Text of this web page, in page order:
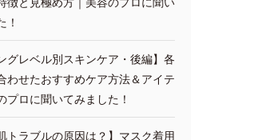
！
グレベル別スキンケア・後編】各
わせたおすすめケア方法＆アイテ
プロに聞いてみました！
トラブルの原因は？】マスク着用